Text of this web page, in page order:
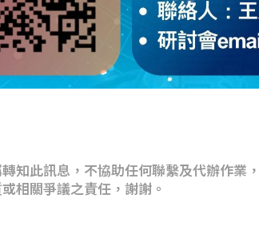
知此訊息，不協助任何聯繫及代辦作業
相關爭議之責任，謝謝。